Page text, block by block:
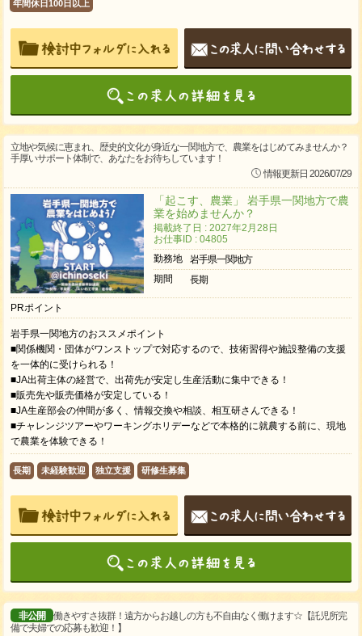
年間休日100日以上
立地や気候に恵まれ、歴史的文化が身近な一関地方で、農業をはじめてみませんか？
手厚いサポート体制で、あなたをお待ちしています！
情報更新日 2026/07/29
「起こす、農業」 岩手県一関地方で農
業を始めませんか？
掲載終了日 : 2027年2月28日
お仕事ID : 04805
勤務地
岩手県一関地方
期間
長期
PRポイント
岩手県一関地方のおススメポイント
■関係機関・団体がワンストップで対応するので、技術習得や施設整備の支援
を一体的に受けられる！
■JA出荷主体の経営で、出荷先が安定し生産活動に集中できる！
■販売先や販売価格が安定している！
■JA生産部会の仲間が多く、情報交換や相談、相互研さんできる！
■チャレンジツアーやワーキングホリデーなどで本格的に就農する前に、現地
で農業を体験できる！
長期 未経験歓迎 独立支援 研修生募集
非公開
働きやすさ抜群！遠方からお越しの方も不自由なく働けます☆【託児所完
備で夫婦での応募も歓迎！】